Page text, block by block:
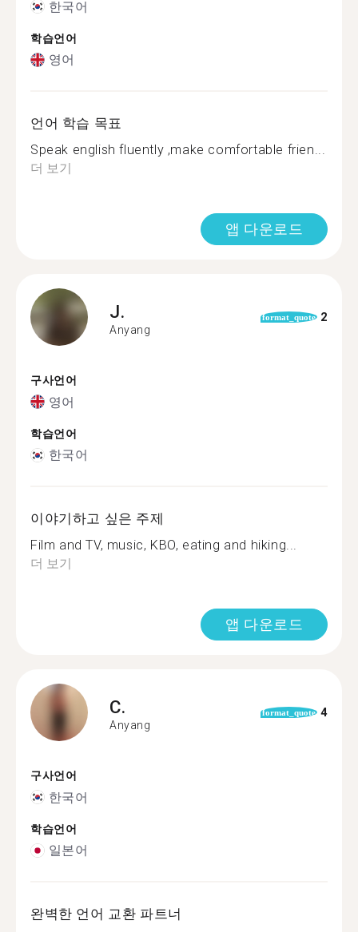
한국어
학습언어
영어
언어 학습 목표
Speak english fluently ,make comfortable frien...
더 보기
앱 다운로드
J.
Anyang
format_quote 2
구사언어
영어
학습언어
한국어
이야기하고 싶은 주제
Film and TV, music, KBO, eating and hiking...
더 보기
앱 다운로드
C.
Anyang
format_quote 4
구사언어
한국어
학습언어
일본어
완벽한 언어 교환 파트너